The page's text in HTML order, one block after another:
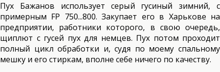
Пух Бажанов использует серый гусиный зимний, с
примерным FP 750...800. Закупает его в Харькове на
предприятии, работники которого, в свою очередь,
щиплют с гусей пух для немцев. Пух потом проходит
полный цикл обработки и, судя по моему спальному
мешку и его стиркам, вполне себе ничего по качеству.